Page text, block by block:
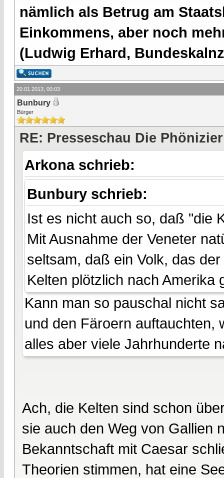
nämlich als Betrug am
Einkommens, aber noch
(Ludwig Erhard,
20.01.2013, 00:03
Bunbury
Bürger
RE: Presseschau Die
Arkona schrieb:
Bunbury schrieb:
Ist es nicht auch so, daß "die
Mit Ausnahme der Veneter
seltsam, daß ein Volk, das
Kelten plötzlich nach Amerika
Kann man so pauschal nicht
und den Färoern auftauchten,
alles aber viele Jahrhunderte
Ach, die Kelten sind schon
sie auch den Weg von Gallien
Bekanntschaft mit Caesar
Theorien stimmen, hat eine